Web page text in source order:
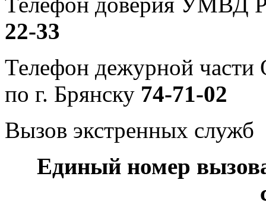
22-33
Телефон дежурной
по г. Брянску 74-71-02
Вызов экстренных служб
Единый номер